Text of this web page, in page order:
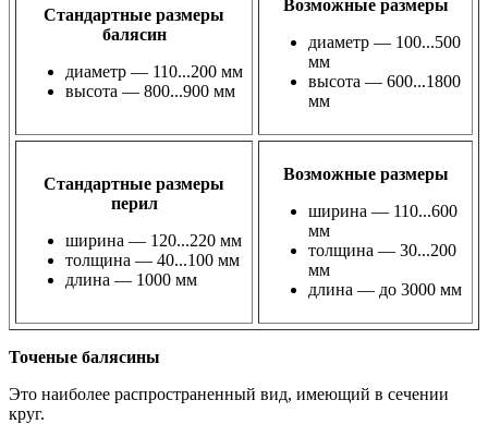
Cтандартные размеры
балясин
диаметр — 110...200 мм
высота — 800...900 мм
Возможные размеры
диаметр — 100...500
мм
высота — 600...1800
мм
Стандартные размеры
перил
ширина — 120...220 мм
толщина — 40...100 мм
длина — 1000 мм
Возможные размеры
ширина — 110...600
мм
толщина — 30...200
мм
длина — до 3000 мм
Точеные балясины
Это наиболее распространенный вид, имеющий в сечении
круг.